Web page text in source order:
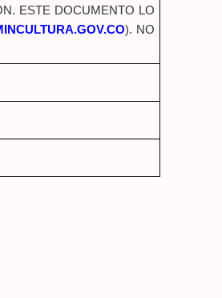
ESTE DOCUMENTO LO
). NO